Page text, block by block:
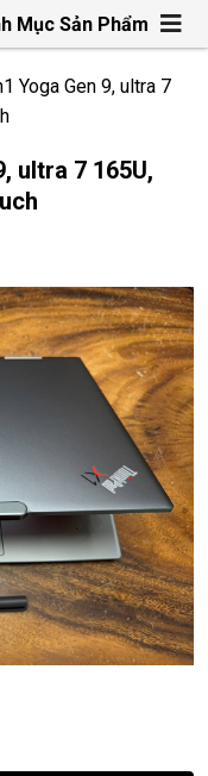
Mục Sản Phẩm
Yoga Gen 9, ultra 7
ultra 7 165U,